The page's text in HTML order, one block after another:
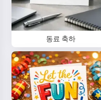
동료 축하
안
저는 노래를
지를